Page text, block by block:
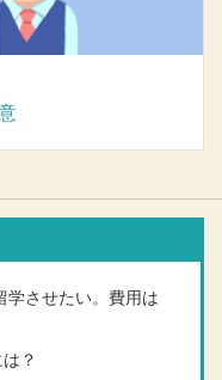
学させたい。費用は
？